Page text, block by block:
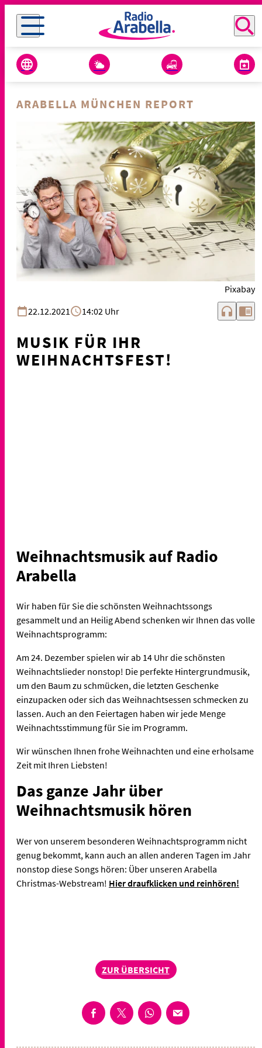
ARABELLA MÜNCHEN REPORT
Pixabay
22.12.2021
14:02 Uhr headphones chrome_reader_mode
MUSIK FÜR IHR
WEIHNACHTSFEST!
Weihnachtsmusik auf Radio
Arabella
Wir haben für Sie die schönsten Weihnachtssongs
gesammelt und an Heilig Abend schenken wir Ihnen das volle
Weihnachtsprogramm:
Am 24. Dezember spielen wir ab 14 Uhr die schönsten
Weihnachtslieder nonstop! Die perfekte Hintergrundmusik,
um den Baum zu schmücken, die letzten Geschenke
einzupacken oder sich das Weihnachtsessen schmecken zu
lassen. Auch an den Feiertagen haben wir jede Menge
Weihnachtsstimmung für Sie im Programm.
Wir wünschen Ihnen frohe Weihnachten und eine erholsame
Zeit mit Ihren Liebsten!
Das ganze Jahr über
Weihnachtsmusik hören
Wer von unserem besonderen Weihnachtsprogramm nicht
genug bekommt, kann auch an allen anderen Tagen im Jahr
nonstop diese Songs hören: Über unseren Arabella
Christmas-Webstream! Hier draufklicken und reinhören!
ZUR ÜBERSICHT